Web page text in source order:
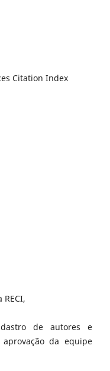
Citation Index
de autores e
da equipe